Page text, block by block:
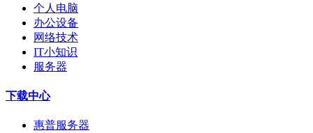
个人电脑
办公设备
网络技术
IT小知识
服务器
下载中心
惠普服务器